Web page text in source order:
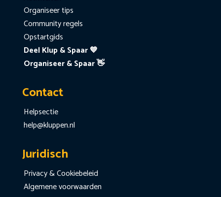
Organiseer tips
Community regels
Opstartgids
Deel Klup & Spaar 💙
Organiseer & Spaar 👋
Contact
Helpsectie
help@kluppen.nl
Juridisch
Privacy & Cookiebeleid
Algemene voorwaarden